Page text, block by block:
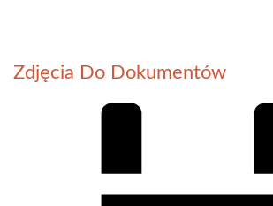
Zdjęcia Do Dokumentów